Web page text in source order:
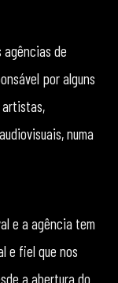
agências de
por alguns
artistas,
numa
e a agência tem
e fiel que nos
a abertura do